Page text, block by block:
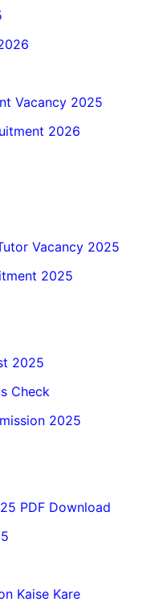
Vacancy 2025
2026
Vacancy 2025
2025
2025
Check
2025
PDF Download
Kaise Kare